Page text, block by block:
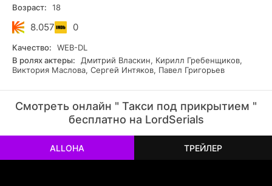
Возраст:
18
8.057 0
Качество:
WEB-DL
В ролях актеры:
Дмитрий Власкин, Кирилл Гребенщиков,
Виктория Маслова, Сергей Интяков, Павел Григорьев
Смотреть онлайн " Такси под прикрытием "
бесплатно на LordSerials
РЕКЛАМА
РЕКЛАМА
РЕКЛАМА
РЕКЛАМАALLOHA ТРЕЙЛЕР